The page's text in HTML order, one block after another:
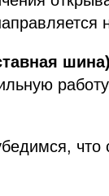
шина)
что